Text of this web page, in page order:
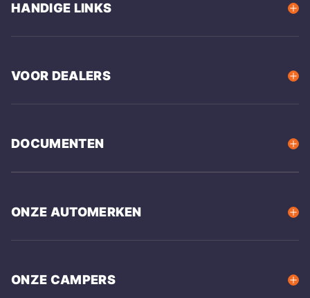
HANDIGE LINKS
VOOR DEALERS
DOCUMENTEN
ONZE AUTOMERKEN
ONZE CAMPERS